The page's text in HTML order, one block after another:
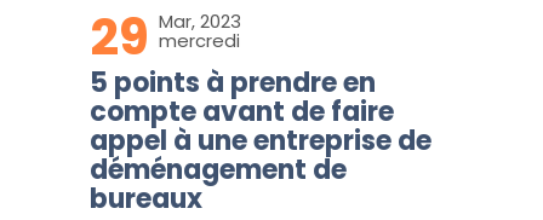
29 Mar, 2023
mercredi
5 points à prendre en
compte avant de faire
appel à une entreprise de
déménagement de
bureaux